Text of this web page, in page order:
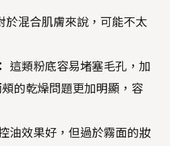
於混合肌膚來說，可能不太
這類粉底容易堵塞毛孔，加
的乾燥問題更加明顯，容
油效果好，但過於霧面的妝